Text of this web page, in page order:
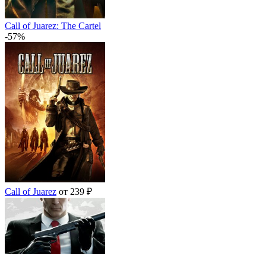
Call of Juarez: The Cartel
-57%
Call of Juarez от 239 ₽